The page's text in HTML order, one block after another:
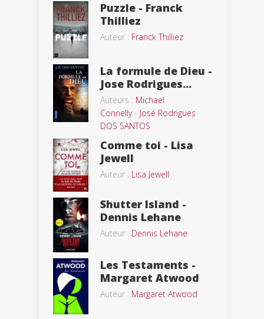
Puzzle - Franck
Thilliez
Auteur : Franck Thilliez
La formule de Dieu -
Jose Rodrigues...
Auteurs : Michael
Connelly- José Rodrigues
DOS SANTOS
Comme toi - Lisa
Jewell
Auteur : Lisa Jewell
Shutter Island -
Dennis Lehane
Auteur : Dennis Lehane
Les Testaments -
Margaret Atwood
Auteur : Margaret Atwood